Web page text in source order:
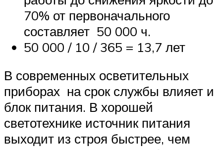
70% от первоначального
составляет 50 000 ч.
50 000 / 10 / 365 = 13,7 лет
В современных осветительных
приборах на срок службы влияет и
блок питания. В хорошей
светотехнике источник питания
выходит из строя быстрее, чем